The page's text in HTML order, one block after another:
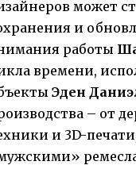
может
и
работы
времени,
Эден
– от
и 3D-